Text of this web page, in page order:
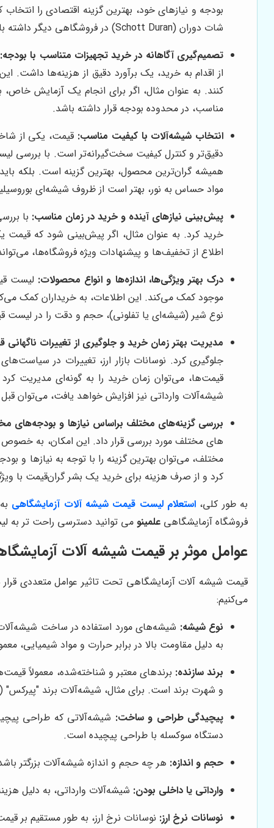
شات دوران (Schott Duran) در فروشگاهی دیگر داشته باشد. با داشتن لیست قیمت، می‌توان این تفاوت‌ها را به راحتی مشاهده و تصمیم‌گیری کرد.
تصمیم‌گیری آگاهانه در خرید تجهیزات متناسب با بودجه:
از اقدام به خرید، یک برآورد دقیق از هزینه‌ها
کنند. به عنوان مثال، اگر برای انجام یک آزمایش
مناسب، در محدوده بودجه قرار داشته باشد.
انتخاب شیشه‌آلات با کیفیت مناسب: قیمت، یکی از
دقیق‌تر و کنترل کیفیت سخت‌گیرانه‌تر است. با بررسی
همیشه گران‌ترین محصول، بهترین گزینه است. بلکه باید
مواد حساس به نور، بهتر است از ظروف شیشه‌ای
پیش‌بینی نیازهای آینده و خرید در زمان مناسب: با
خرید کرد. به عنوان مثال، اگر پیش‌بینی شود که
اطلاع از تخفیف‌ها و پیشنهادات ویژه فروشگاه‌ها،
درک بهتر ویژگی‌ها، اندازه‌ها و انواع محصولات: لیست
موجود کمک می‌کند. این اطلاعات، به خریداران کمک
نوع شیر (شیشه‌ای یا تفلونی)، حجم و دقت را در لیست
مدیریت بهتر زمان خرید و جلوگیری از تغییرات ناگهانی
جلوگیری کرد. نوسانات بازار ارز، تغییرات در
قیمت‌ها، می‌توان زمان خرید را به گونه‌ای مدیریت
شیشه‌آلات وارداتی نیز افزایش خواهد یافت، می‌توان قبل
بررسی گزینه‌های مختلف براساس نیازها و بودجه‌های
های مختلف مورد بررسی قرار داد. این امکان، به
مختلف، می‌توان بهترین گزینه را با توجه به نیازها و
کرد و از صرف هزینه برای خرید یک بشر گران‌قیمت با
به طور کلی، استعلام لیست قیمت شیشه آلات آزمایشگاهی
فروشگاه آزمایشگاهی علمینو می توانید دسترسی راحت تر به
عوامل موثر بر قیمت شیشه آلات
قیمت شیشه آلات آزمایشگاهی تحت تاثیر عوامل متعددی قرار
می‌کنیم:
نوع شیشه: شیشه‌های مورد استفاده در ساخت
به دلیل مقاومت بالا در برابر حرارت و مواد شیمیایی،
برند سازنده: برندهای معتبر و شناخته‌شده، معمولاً
و شهرت برند است. برای مثال، شیشه‌آلات برند "پیرکس" (Pyrex) معمولاً گران‌تر از برندهای چینی هستند.
پیچیدگی طراحی و ساخت: شیشه‌آلاتی که طراحی
دستگاه سوکسله با طراحی پیچیده است.
حجم و اندازه: هر چه حجم و اندازه شیشه‌آلات بزرگتر
وارداتی یا داخلی بودن: شیشه‌آلات وارداتی، به دلیل
نوسانات نرخ ارز: نوسانات نرخ ارز، به طور مستقیم بر